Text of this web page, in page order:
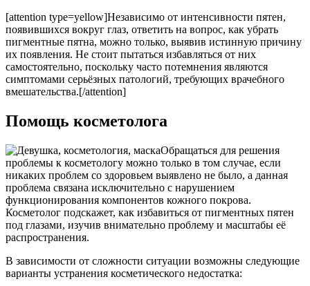
[attention type=yellow]Независимо от интенсивности пятен,
появившихся вокруг глаз, ответить на вопрос, как убрать
пигментные пятна, можно только, выявив истинную причину
их появления. Не стоит пытаться избавляться от них
самостоятельно, поскольку часто потемнения являются
симптомами серьёзных патологий, требующих врачебного
вмешательства.[/attention]
Помощь косметолога
Обращаться для решения
проблемы к косметологу можно только в том случае, если
никаких проблем со здоровьем выявлено не было, а данная
проблема связана исключительно с нарушением
функционирования компонентов кожного покрова.
Косметолог подскажет, как избавиться от пигментных пятен
под глазами, изучив внимательно проблему и масштабы её
распространения.
В зависимости от сложности ситуации возможны следующие
варианты устранения косметического недостатка: